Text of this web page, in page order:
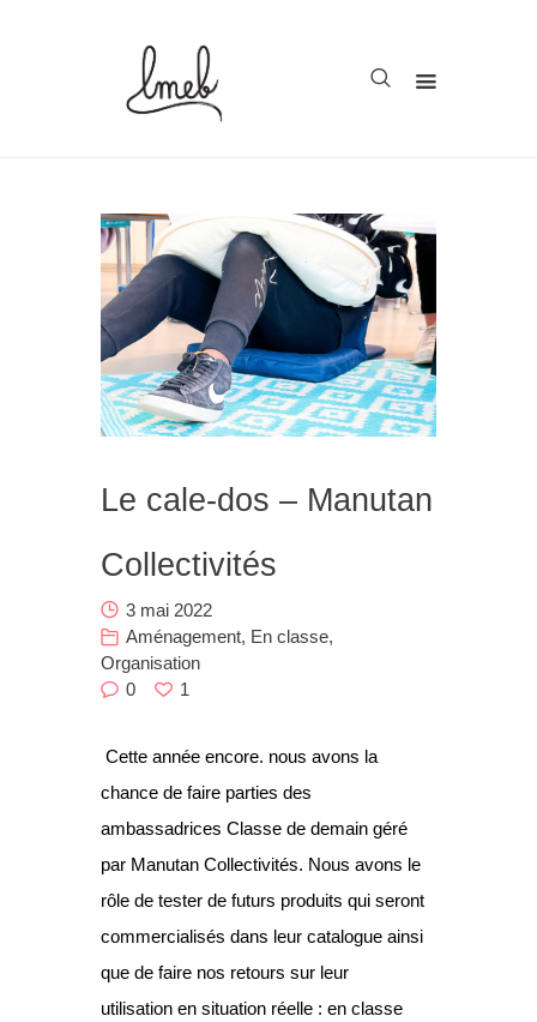
Organisation
Teachcollab
La communauté
Contact
Le cale-dos – Manutan
Collectivités
3 mai 2022
Aménagement, En classe,
Organisation
0
1
Cette année encore. nous avons la
chance de faire parties des
ambassadrices Classe de demain géré
par Manutan Collectivités. Nous avons le
rôle de tester de futurs produits qui seront
commercialisés dans leur catalogue ainsi
que de faire nos retours sur leur
utilisation en situation réelle : en classe